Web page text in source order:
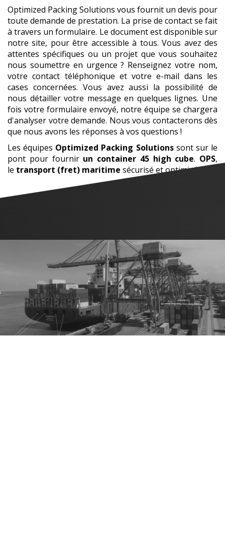
Optimized Packing Solutions vous fournit un devis pour
toute demande de prestation. La prise de contact se fait
à travers un formulaire. Le document est disponible sur
notre site, pour être accessible à tous. Vous avez des
attentes spécifiques ou un projet que vous souhaitez
nous soumettre en urgence ? Renseignez votre nom,
votre contact téléphonique et votre e-mail dans les
cases concernées. Vous avez aussi la possibilité de
nous détailler votre message en quelques lignes. Une
fois votre formulaire envoyé, notre équipe se chargera
d'analyser votre demande. Nous vous contacterons dès
que nous avons les réponses à vos questions !
Les équipes Optimized Packing Solutionssont sur le
pont pour fournir un container 45 high cube. OPS,
le transport (fret) maritime sécurisé et optimisé.